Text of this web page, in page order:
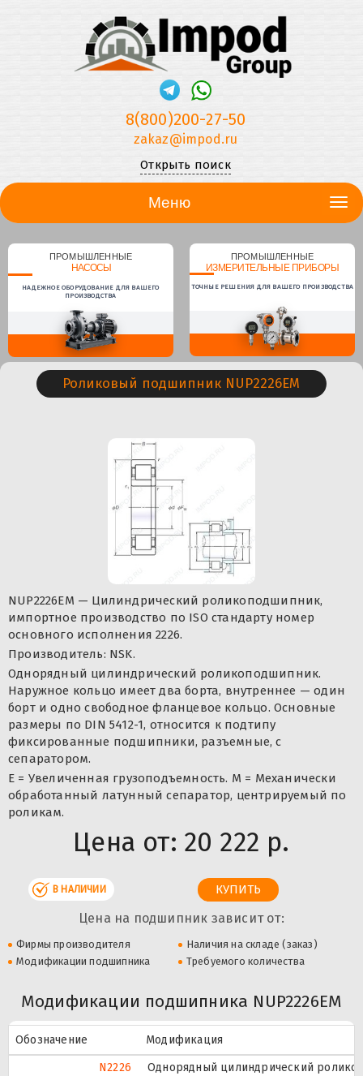
8(800)200-27-50
zakaz@impod.ru
Открыть поиск
Меню
ПРОМЫШЛЕННЫЕ
НАСОСЫ
НАДЕЖНОЕ ОБОРУДОВАНИЕ ДЛЯ ВАШЕГО
ПРОИЗВОДСТВА
ПРОМЫШЛЕННЫЕ
ИЗМЕРИТЕЛЬНЫЕ ПРИБОРЫ
ТОЧНЫЕ РЕШЕНИЯ ДЛЯ ВАШЕГО ПРОИЗВОДСТВА
Роликовый подшипник NUP2226EM
NUP2226EM — Цилиндрический роликоподшипник,
импортное производство по ISO стандарту номер
основного исполнения 2226.
Производитель: NSK.
Однорядный цилиндрический роликоподшипник.
Наружное кольцо имеет два борта, внутреннее — один
борт и одно свободное фланцевое кольцо. Основные
размеры по DIN 5412-1, относится к подтипу
фиксированные подшипники, разъемные, с
сепаратором.
E = Увеличенная грузоподъемность. М = Механически
обработанный латунный сепаратор, центрируемый по
роликам.
Цена от: 20 222 р.
В НАЛИЧИИ
Цена на подшипник зависит от:
Фирмы производителя
Наличия на складе (заказ)
Модификации подшипника
Требуемого количества
Модификации подшипника NUP2226EM
Обозначение
Модификация
N2226
Однорядный цилиндрический